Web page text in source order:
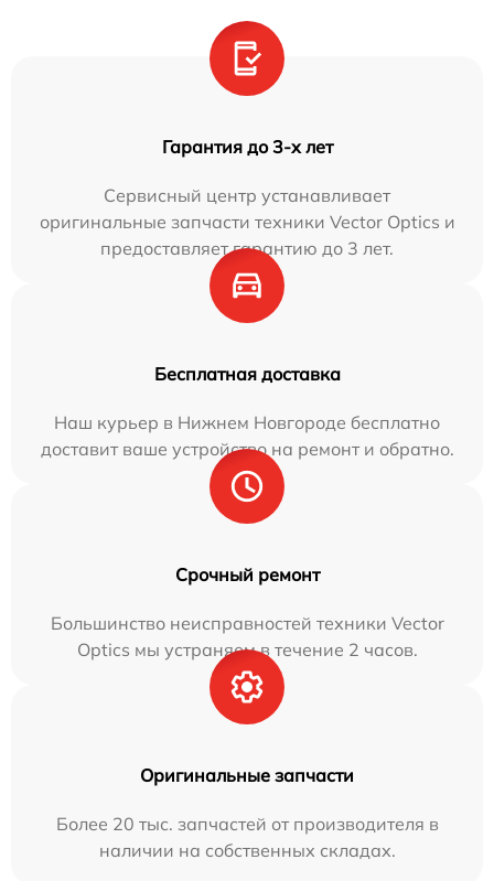
Гарантия до 3-х лет
Сервисный центр устанавливает
оригинальные запчасти техники Vector Optics и
предоставляет гарантию до 3 лет.
Бесплатная доставка
Наш курьер в Нижнем Новгороде бесплатно
доставит ваше устройство на ремонт и обратно.
Срочный ремонт
Большинство неисправностей техники Vector
Optics мы устраняем в течение 2 часов.
Оригинальные запчасти
Более 20 тыс. запчастей от производителя в
наличии на собственных складах.